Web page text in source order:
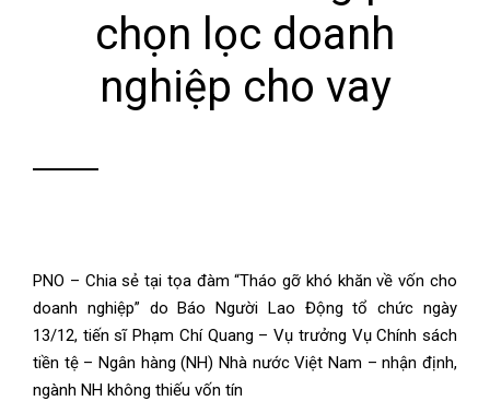
chọn lọc doanh
nghiệp cho vay
PNO – Chia sẻ tại tọa đàm “Tháo gỡ khó khăn về vốn cho
doanh nghiệp” do Báo Người Lao Động tổ chức ngày
13/12, tiến sĩ Phạm Chí Quang – Vụ trưởng Vụ Chính sách
tiền tệ – Ngân hàng (NH) Nhà nước Việt Nam – nhận định,
ngành NH không thiếu vốn tín